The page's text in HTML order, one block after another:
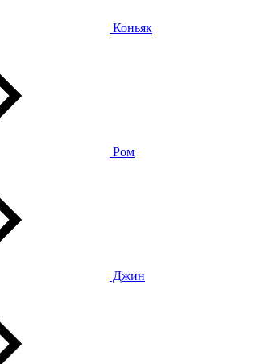
Коньяк
Ром
Джин